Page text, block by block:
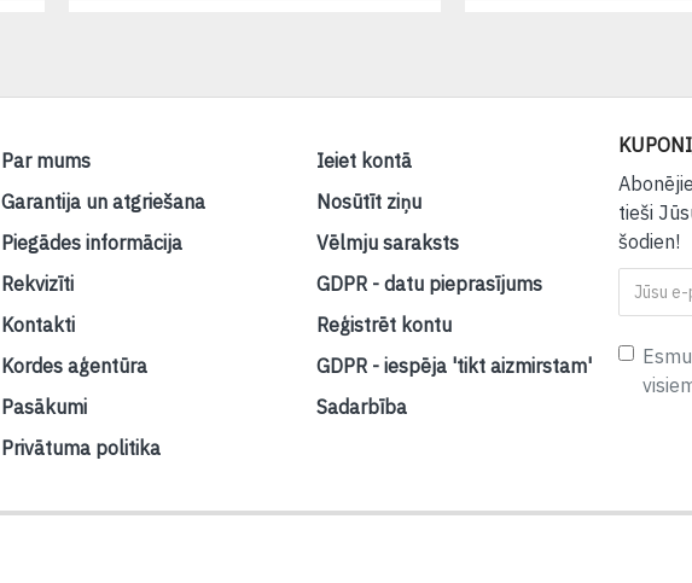
Par mums
Garantija un atgriešana
Piegādes informācija
Rekvizīti
Kontakti
Kordes aģentūra
Pasākumi
Privātuma politika
Ieiet kontā
Nosūtīt ziņu
Vēlmju saraksts
GDPR - datu pieprasījums
Reģistrēt kontu
GDPR - iespēja 'tikt aizmirstam'
Sadarbība
tieši
šodien!